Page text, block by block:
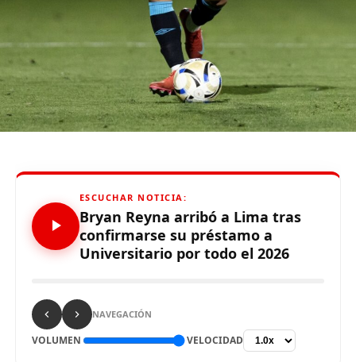
De otro lado, se reportó que supuestos hinchas de
Sporting Cristal realizaron pintas y ciertos daños en los
alrededores del Estadio Alejandro Villanueva – Matute,
durante el partido ante Carabobo por Copa Libertadores
2026. Con este panorama, se abre la posibilidad de que
Alianza Lima no preste nuevamente el recinto deportivo
a los celestes, por lo que se abre una nueva posibilidad
Comparte esto:
ESCUCHAR NOTICIA:
Bryan Reyna arribó a Lima tras
confirmarse su préstamo a
Universitario por todo el 2026
NAVEGACIÓN
VOLUMEN VELOCIDAD